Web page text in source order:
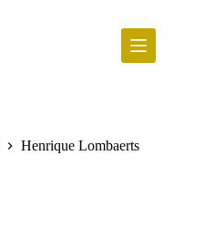
Henrique Lombaerts